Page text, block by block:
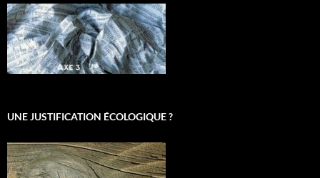
UNE JUSTIFICATION ÉCOLOGIQUE ?